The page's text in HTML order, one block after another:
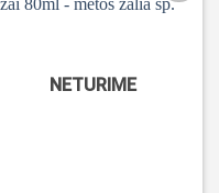
NETURIME